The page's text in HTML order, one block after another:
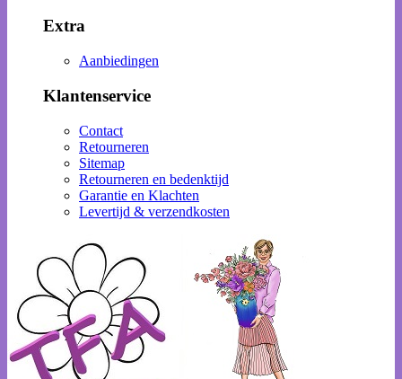
Extra
Aanbiedingen
Klantenservice
Contact
Retourneren
Sitemap
Retourneren en bedenktijd
Garantie en Klachten
Levertijd & verzendkosten